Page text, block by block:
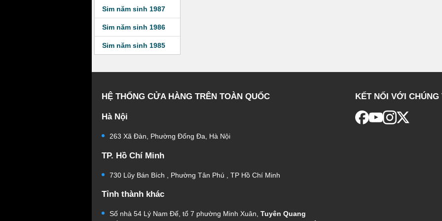
Sim năm sinh 1987
Sim năm sinh 1986
Sim năm sinh 1985
HỆ THỐNG CỬA HÀNG TRÊN TOÀN QUỐC
Hà Nội
263 Xã Đàn, Phường Đống Đa, Hà Nội
TP. Hồ Chí Minh
730 Lũy Bán Bích , Phường Tân Phú , TP Hồ Chí Minh
Tỉnh thành khác
Số nhà 54 Lý Nam Đế, tổ 7 phường Minh Xuân, Tuyên Quang
KẾT NỐI VỚI CHÚNG